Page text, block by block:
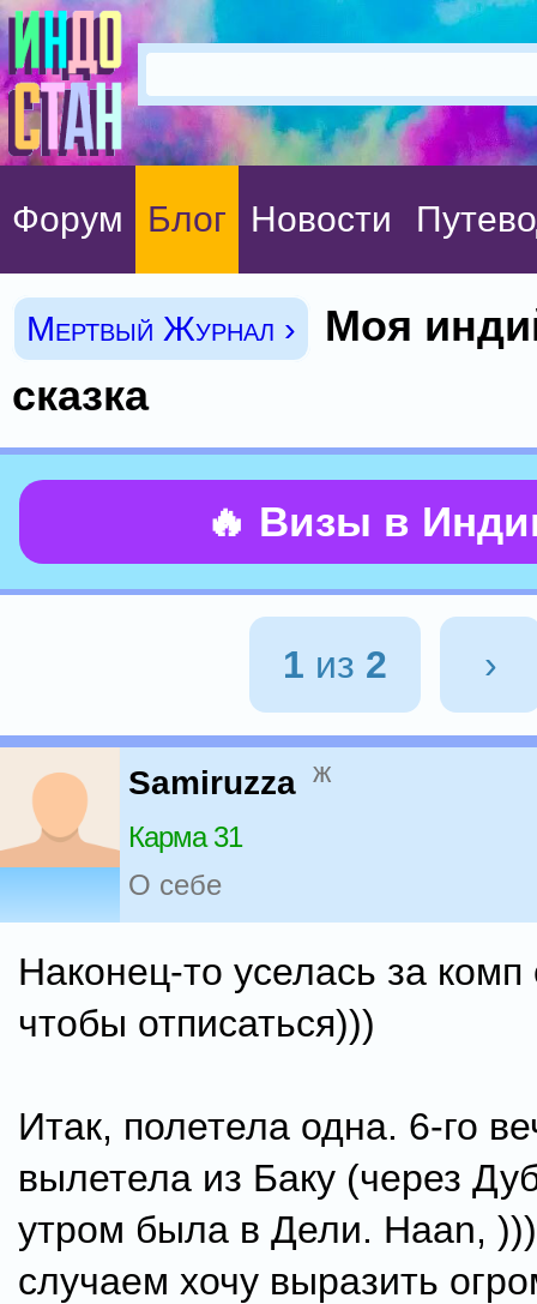
Форум Блог Новости
Мертвый Журнал ›
Моя
сказка
🔥 Визы в
1 из 2 ›
Samiruzza ж
Карма 31
О себе
Наконец-то уселась за
чтобы отписаться)))
Итак, полетела одна. 6-го
вылетела из Баку (через
утром была в Дели. Haan,
случаем хочу выразить